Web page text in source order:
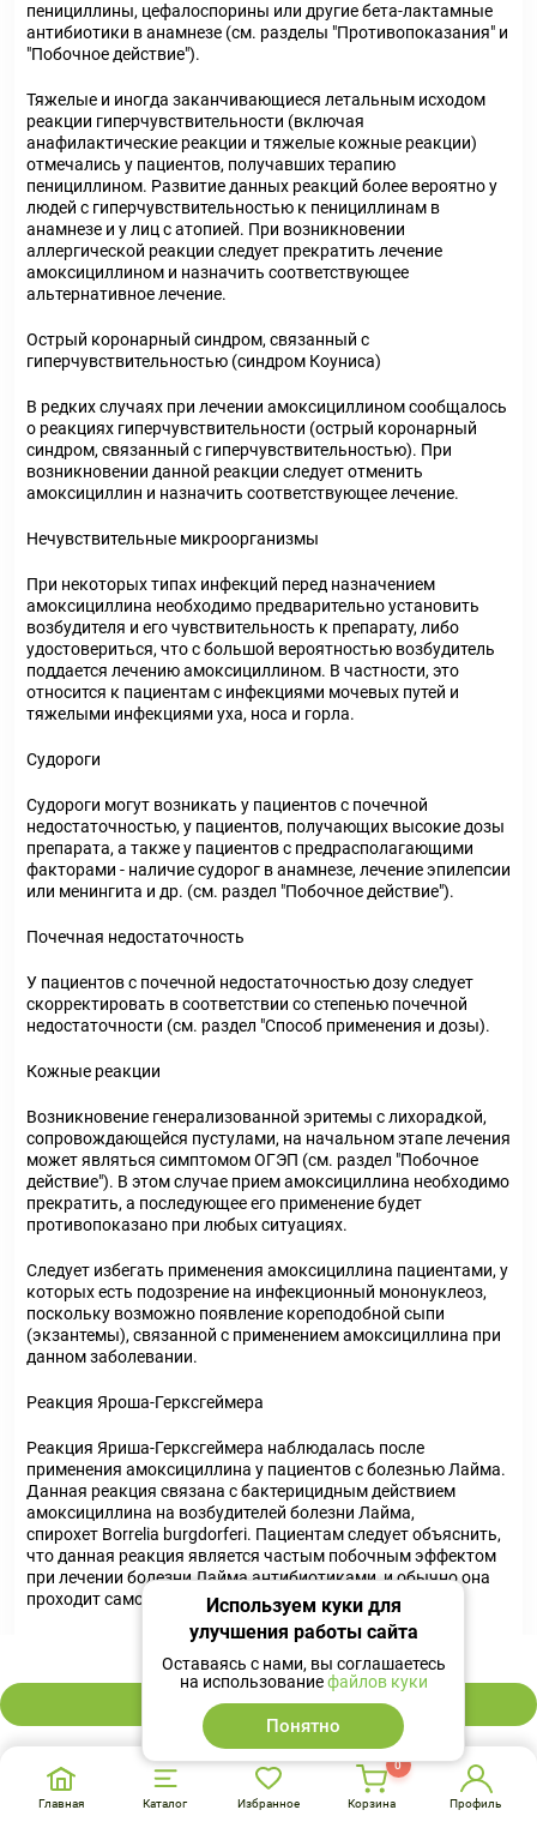
294 ₽
В корзину
пенициллины, цефалоспорины или другие бета-лактамные
антибиотики в анамнезе (см. разделы "Противопоказания" и
"Побочное действие").
Тяжелые и иногда заканчивающиеся летальным исходом
реакции гиперчувствительности (включая
анафилактические реакции и тяжелые кожные реакции)
отмечались у пациентов, получавших терапию
пенициллином. Развитие данных реакций более вероятно у
людей с гиперчувствительностью к пенициллинам в
анамнезе и у лиц с атопией. При возникновении
аллергической реакции следует прекратить лечение
амоксициллином и назначить соответствующее
альтернативное лечение.
Острый коронарный синдром, связанный с
гиперчувствительностью (синдром Коуниса)
В редких случаях при лечении амоксициллином сообщалось
о реакциях гиперчувствительности (острый коронарный
синдром, связанный с гиперчувствительностью). При
возникновении данной реакции следует отменить
амоксициллин и назначить соответствующее лечение.
Нечувствительные микроорганизмы
При некоторых типах инфекций перед назначением
амоксициллина необходимо предварительно установить
возбудителя и его чувствительность к препарату, либо
удостовериться, что с большой вероятностью возбудитель
поддается лечению амоксициллином. В частности, это
относится к пациентам с инфекциями мочевых путей и
тяжелыми инфекциями уха, носа и горла.
Судороги
Судороги могут возникать у пациентов с почечной
недостаточностью, у пациентов, получающих высокие дозы
препарата, а также у пациентов с предрасполагающими
факторами - наличие судорог в анамнезе, лечение эпилепсии
или менингита и др. (см. раздел "Побочное действие").
Почечная недостаточность
У пациентов с почечной недостаточностью дозу следует
скорректировать в соответствии со степенью почечной
недостаточности (см. раздел "Способ применения и дозы).
Кожные реакции
Возникновение генерализованной эритемы с лихорадкой,
сопровождающейся пустулами, на начальном этапе лечения
может являться симптомом ОГЭП (см. раздел "Побочное
действие"). В этом случае прием амоксициллина необходимо
прекратить, а последующее его применение будет
противопоказано при любых ситуациях.
Следует избегать применения амоксициллина пациентами, у
которых есть подозрение на инфекционный мононуклеоз,
поскольку возможно появление кореподобной сыпи
(экзантемы), связанной с применением амоксициллина при
данном заболевании.
Реакция Яроша-Герксгеймера
Реакция Яриша-Герксгеймера наблюдалась после
применения амоксициллина у пациентов с болезнью Лайма.
Данная реакция связана с бактерицидным действием
амоксициллина на возбудителей болезни Лайма,
спирохет Borrelia burgdorferi. Пациентам следует объяснить,
что данная реакция является частым побочным эффектом
при лечении болезни Лайма антибиотиками, и обычно она
проходит самостоятельно.
Чрезмерный рост нечувствительных микроорганизмов
Длительное использование препарата иногда может
привести к чрезмерному росту нечувствительных к
амоксициллину микроорганизмов (суперинфекции).
При применении практически всех антибактериальных
препаратов возможно развитие колита, связанного с
Главная Каталог Избранное Корзина
0
Профиль
Используем куки для
улучшения работы сайта
Оставаясь с нами, вы соглашаетесь
на использованиефайлов куки
Понятно